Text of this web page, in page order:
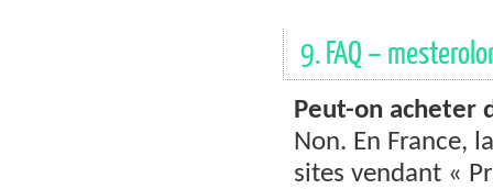
9. FAQ –
Peut-on acheter
Non. En France,
sites vendant «